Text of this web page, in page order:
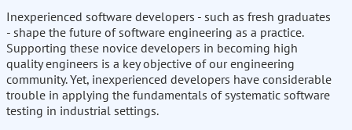
Inexperienced software developers - such as fresh graduates
- shape the future of software engineering as a practice.
Supporting these novice developers in becoming high
quality engineers is a key objective of our engineering
community. Yet, inexperienced developers have considerable
trouble in applying the fundamentals of systematic software
testing in industrial settings.